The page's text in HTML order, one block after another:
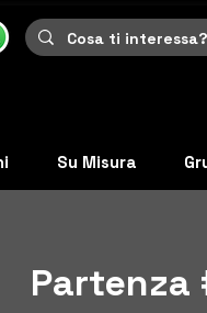
Su Misura
Partenza